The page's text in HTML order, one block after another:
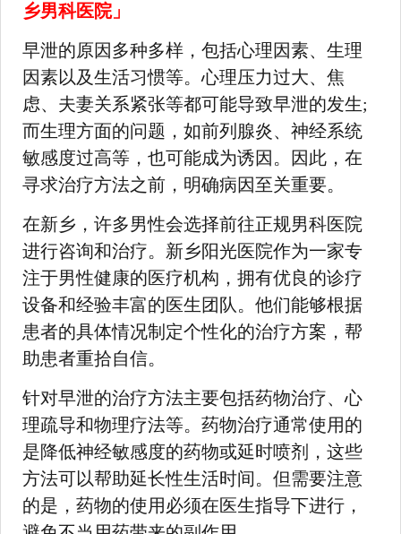
乡男科医院」
早泄的原因多种多样，包括心理因素、生理
因素以及生活习惯等。心理压力过大、焦
虑、夫妻关系紧张等都可能导致早泄的发生;
而生理方面的问题，如前列腺炎、神经系统
敏感度过高等，也可能成为诱因。因此，在
寻求治疗方法之前，明确病因至关重要。
在新乡，许多男性会选择前往正规男科医院
进行咨询和治疗。新乡阳光医院作为一家专
注于男性健康的医疗机构，拥有优良的诊疗
设备和经验丰富的医生团队。他们能够根据
患者的具体情况制定个性化的治疗方案，帮
助患者重拾自信。
针对早泄的治疗方法主要包括药物治疗、心
理疏导和物理疗法等。药物治疗通常使用的
是降低神经敏感度的药物或延时喷剂，这些
方法可以帮助延长性生活时间。但需要注意
的是，药物的使用必须在医生指导下进行，